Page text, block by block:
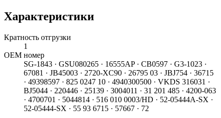
Характеристики
Кратность отгрузки
1
ОЕМ номер
SG-1843 · GSU080265 · 16555AP · CB0597 · G3-1023 ·
67081 · JB45003 · 2720-XC90 · 26795 03 · JBJ754 · 36715
· 49398597 · 825 0247 10 · 4940300500 · VKDS 316031 ·
BJ5044 · 220446 · 25139 · 3004011 · 31 201 485 · 4200-063
· 4700701 · 5044814 · 516 010 0003/HD · 52-05444A-SX ·
52-05444-SX · 55 93 6715 · 57667 · 72